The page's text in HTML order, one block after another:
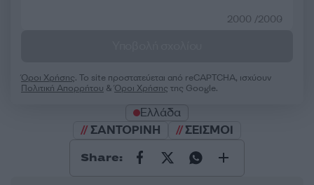
2000 /2000
Όροι Χρήσης. Το site προστατεύεται από reCAPTCHA, ισχύουν
Πολιτική Απορρήτου &Όροι Χρήσης της Google.
Ελλάδα
ΣΑΝΤΟΡΙΝΗ
ΣΕΙΣΜΟΙ
Share: